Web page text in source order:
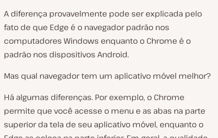
A diferença provavelmente pode ser explicada pelo
fato de que Edge é o navegador padrão nos
computadores Windows enquanto o Chrome é o
padrão nos dispositivos Android.
Mas qual navegador tem um aplicativo móvel melhor?
Há algumas diferenças. Por exemplo, o Chrome
permite que você acesse o menu e as abas na parte
superior da tela de seu aplicativo móvel, enquanto o